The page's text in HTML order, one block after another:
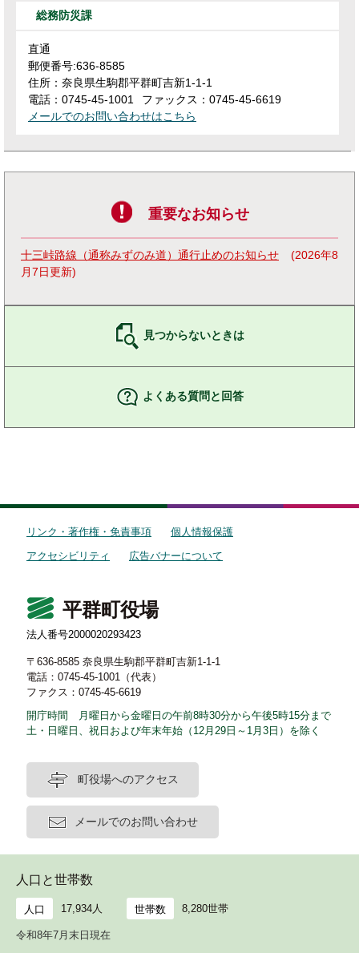
総務防災課
直通
郵便番号:636-8585
住所：奈良県生駒郡平群町吉新1-1-1
電話：0745-45-1001
ファックス：0745-45-6619
メールでのお問い合わせはこちら
重要なお知らせ
十三峠路線（通称みずのみ道）通行止めのお知らせ
2026年8
月7日更新
見つからないときは
よくある質問と回答
リンク・著作権・免責事項
個人情報保護
アクセシビリティ
広告バナーについて
平群町役場
法人番号2000020293423
〒636-8585 奈良県生駒郡平群町吉新1-1-1
電話：0745-45-1001（代表）
ファクス：0745-45-6619
開庁時間 月曜日から金曜日の午前8時30分から午後5時15分まで
土・日曜日、祝日および年末年始（12月29日～1月3日）を除く
町役場へのアクセス
メールでのお問い合わせ
人口と世帯数
人口 17,934人 世帯数 8,280世帯
令和8年7月末日現在